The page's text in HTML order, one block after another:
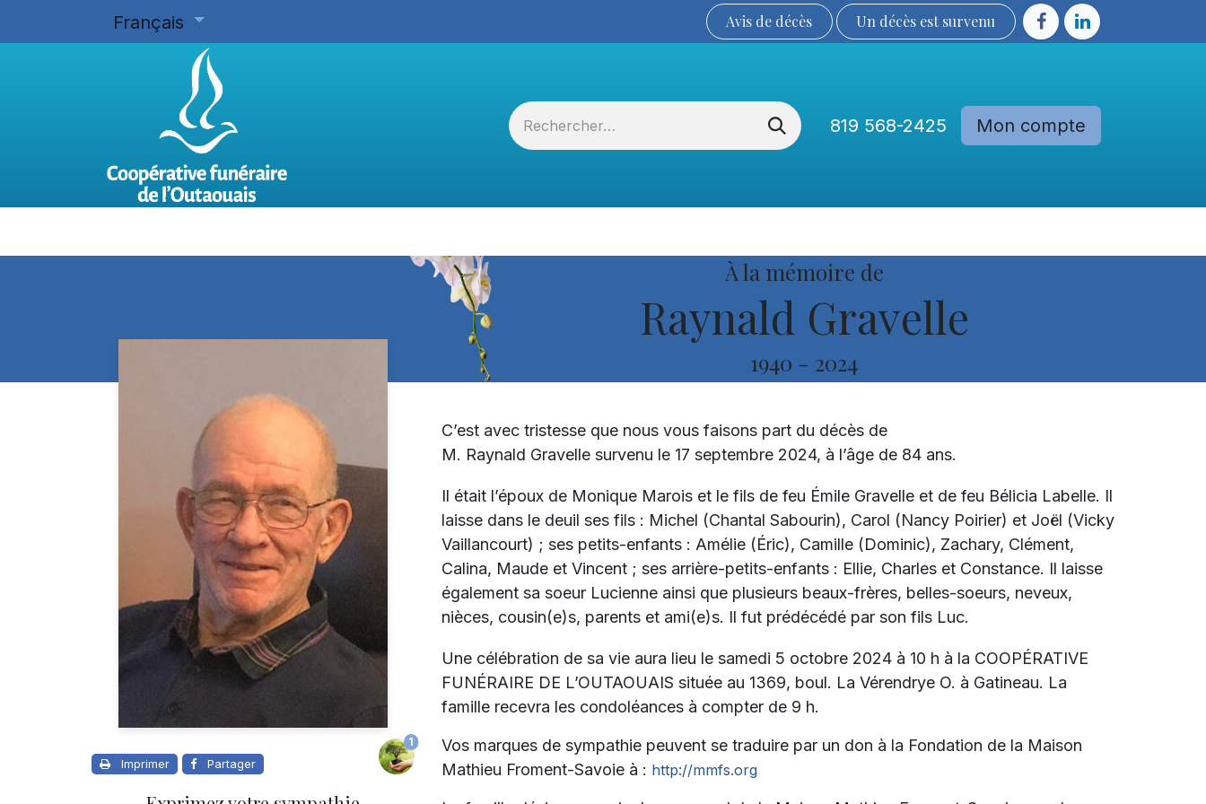
Français Avis de décès Un décès est sur​​​​​​​​ve​nu​​​​​​​​​​
819 568-2425 Mon compte
À la mémoire de
Raynald Gravelle
1940 - 2024
Imprimer Partager
1
C’est avec tristesse que nous vous faisons part du décès de
M. Raynald Gravelle survenu le 17 septembre 2024, à l’âge de 84 ans.
Il était l’époux de Monique Marois et le fils de feu Émile Gravelle et de feu Bélicia Labelle. Il
laisse dans le deuil ses fils : Michel (Chantal Sabourin), Carol (Nancy Poirier) et Joël (Vicky
Vaillancourt) ; ses petits-enfants : Amélie (Éric), Camille (Dominic), Zachary, Clément,
Calina, Maude et Vincent ; ses arrière-petits-enfants : Ellie, Charles et Constance. Il laisse
également sa soeur Lucienne ainsi que plusieurs beaux-frères, belles-soeurs, neveux,
nièces, cousin(e)s, parents et ami(e)s. Il fut prédécédé par son fils Luc.
Une célébration de sa vie aura lieu le samedi 5 octobre 2024 à 10 h à la COOPÉRATIVE
FUNÉRAIRE DE L’OUTAOUAIS située au 1369, boul. La Vérendrye O. à Gatineau. La
famille recevra les condoléances à compter de 9 h.
Vos marques de sympathie peuvent se traduire par un don à la Fondation de la Maison
Mathieu Froment-Savoie à : http://mmfs.org